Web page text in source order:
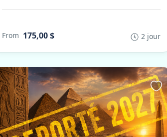
From 175,00 $ 2 jour